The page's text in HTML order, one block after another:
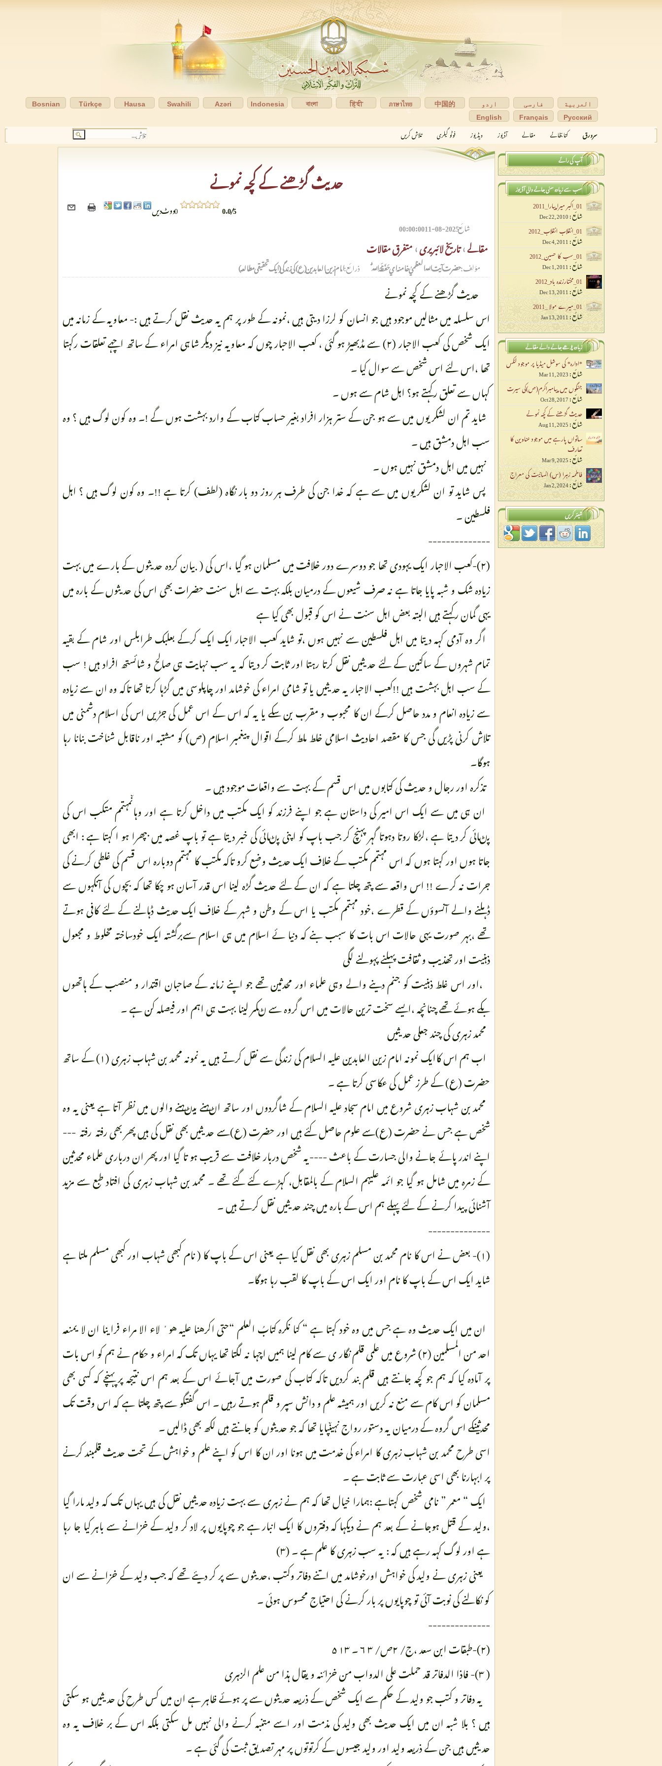
العربية فارسی اردو 中国的
ภาษาไทย
हिंदी
বাংলা
Indonesia
Azəri
Swahili
Hausa
Türkçe
Bosnian
Pусский
Français
English
سرورق کتابخانے مقالے آڈیوز ویڈیوز فوٹو گیلری تلاش کریں
حدیث گڑھنے کے کچہ نمونے
0ووٹ دیں 0.0/5
مقالے›تاریخ لائبریری›متفرق مقالات
شائع2025-08-11 00:00:00
مؤلف:حضرت آيت اللہ العظميٰ خامنہ اي حَفَظَہُ اللّٰہُ ذرائع:امام زین العابدین (ع)کی زندگی ( ایک تحقیقی مطالعہ )
حدیث گڑھنے کے کچہ نمونے
اس سلسلہ میں مثالیں موجود ہیں جو انسان کو لرزا دیتی ہیں ،نمونہ کے طور پر ہم یہ حدیث نقل کرتے ہیں :- معاویہ کے زمانہ میں
ایک شخص کی کعب الاحبار (۲) سے مڈبھیڑ ہو گئی ، کعب الاحبار چوں کہ معاویہ نیز دیگر شاہی امراء کے ساتھ اچہے تعلقات رکہتا
تھا ،اس لئے اس شخص سے سوال کیا ۔
کہاں سے تعلق رکہتے ہو؟ اہل شام سے ہوں ۔
شاید تم ان لشکریوں میں سے ہو جن کے ستر ہزار افراد بغیر حساب کتاب کے وارد بہشت ہوں گے !۔ وہ کون لوگ ہیں ؟ وہ
سب اہل دمشق ہیں ۔
نہیں میں اہل دمشق نہیں ہوں ۔
پس شاید تو ان لشکریوں میں سے ہے کہ خدا جن کی طرف ہر روز دو بار نگاہ (لطف) کرتا ہے !!۔ وہ کون لوگ ہیں ؟ اہل
فلسطین ۔
--------------
(۲)-کعب الاحبار ایک یہودی تھا جو دوسرے دور خلافت میں مسلمان ہو گیا ،اس کی ( بیان کردہ حدیثوں کے بارے میں بہت
زیادہ شک و شبہ پایا جاتا ہے نہ صرف شیعوں کے درمیان بلکہ بہت سے اہل سنت حضرات بھی اس کی حدیثوں کے بارہ میں
یہی گمان رکہتے ہیں البتہ بعض اہل سنت نے اس کو قبول بھی کیا ہے
اگر وہ آدمی کہہ دیتا میں اہل فلسطین سے نہیں ہوں ،تو شاید کعب الاحبار ایک ایک کرکے بعلبک طرابلس اور شام کے بقیہ
تمام شہروں کے ساکنین کے لئے حدیثیں نقل کرتا رہتا اور ثابت کر دیتا کہ یہ سب نہایت ہی صالح و شائستھ افراد ہیں ! سب
کے سب اہل بہشت ہیں !!کعب الاحبار یہ حدیثیں یا تو شامی امراء کی خوشامد اور چاپلوسی میں گڑہا کرتا تھا تاکہ وہ ان سے زیادہ
سے زیادہ انعام و مدد حاصل کرکے ان کا محبوب و مقرب بن سکے یا یہ کہ اس کے اس عمل کی جڑیں اس کی اسلام دشمنی میں
تلاش کرنی پڑیں گی جس کا مقصد احادیث اسلامی خلط ملط کرکے اقوال پیغمبر اسلام (ص) کو مشتبہ اور ناقابل شناخت بنانا رہا
ہوگا۔
تذکرہ اور رجال و حدیث کی کتابوں میں اس قسم کے بہت سے واقعات موجود ہیں ۔
ان ہی میں سے ایک اس امیر کی داستان ہے جو اپنے فرزند کو ایک مکتب میں داخل کرتا ہے اور وہاںمہتمم متکب اس کی
پڻائی کر دیتا ہے ،لڑکا روتا دہوتا گہر پہنچ کر جب باپ کو اپنی پڻائی کی خبر دیتا ہے تو باپ غصہ میں بپھرا ہو ا کہتا ہے : ابھی
جاتا ہوں اور کہتا ہوں کہ اس مہتمم مکتب کے خلاف ایک حدیث وضع کرو تاکہ مکتب کا مہتمم دوبارہ اس قسم کی غلطی کرنے کی
جرات نہ کرے !! اس واقعہ سے پتھ چلتا ہے کہ ان کے لئے حدیث گڑہ لینا اس قدر آسان ہو چکا تھا کہ بچوں کی آنکہوں سے
ڈہلنے والے آنسوؤں کے قطرے ،خود مہتمم مکتب یا اس کے وطن و شہر کے خلاف ایک حدیث ڈہالنے کے لئے کافی ہوتے
تھے ،بہر صورت یہی حالات اس بات کا سبب بنے کہ دنیا ئے اسلام میں ہی اسلام سےبرگشتہ ایک خودساختہ مخلوط و مجعول
ذہنیت اور تھذیب و ثقافت پہلنے پہولنے لگی
،اور اس غلط ذہنیت کو جنم دینے والے وہی علماء اور محدثین تھے جو اپنے زمانہ کے صاحبان اقتدار و منصب کے ہاتھوں
بکے ہوئے تھے چنانچہ ،ایسے سخت ترین حالات میں اس گروہ سے ڻکر لینا بہت ہی اہم اور فیصلہ کن ہے ۔
محمد زہری کی چند جعلی حدیثیں
اب ہم اس کاایک نمونہ امام زین العابدین علیہ السلام کی زندگی سے نقل کرتے ہیں یہ نمونہ محمد بن شہاب زہری (۱) کے ساتھ
حضرت (ع) کے طرز عمل کی عکاسی کرتا ہے ۔
محمد بن شہاب زہری شروع میں امام سجاد علیہ السلام کے شاگردوں اور ساتھ اڻہنے بیڻہنے والوں میں نظر آتا ہے یعنی یہ وہ
شخص ہے جس نے حضرت (ع)سے علوم حاصل کئے ہیں اور حضرت (ع)سے حدیثیں بھی نقل کی ہیں پھر بھی رفتہ رفتہ ---
اپنے اندر پائے جانے والی جسارت کے باعث ----یہ شخص دربار خلافت سے قریب ہو تا گیا اور پھر ان درباری علماء محدثین
کے زمرہ میں شامل ہو گیا جو ائمہ علیہم السلام کے بالمقابل، کہڑے کئے گئے تھے ۔ محمد بن شہاب زہری کی افتاد طبع سے مزید
آشنائی پیدا کرنے کے لئے پہلے ہم اس کے بارہ میں چند حدیثیں نقل کرتے ہیں ۔
--------------
(۱)- بعض نے اس کا نام محمد بن مسلم زہری بھی نقل کیا ہے یعنی اس کے باپ کا ( نام کبھی شہاب اور کبھی مسلم ملتا ہے
شاید ایک اس کے باپ کا نام اور ایک اس کے باپ کا لقب رہا ہوگا۔
ان میں ایک حدیث وہ ہے جس میں وہ خود کہتا ہے “ کنا نکره کتابُ العلم “حتی اکرهنا علیه هوٴ لاء الا مراء فراینا ان لا یمنعه
احد من المسلمین (۲) شروع میں علمی قلم نگار ی سے کام لینا ہمیں اچہا نہ لگتا تھا یہاں تک کہ امراء و حکام نے ہم کو اس بات
پر آمادہ کیا کہ ہم جو کچہ جانتے ہیں قلم بند کردیں تاکہ کتاب کی صورت میں آجائے اس کے بعد ہم اس نتیجہ پر پہنچے کہ کسی بھی
مسلمان کو اس کام سے منع نہ کریں اور ہمیشہ علم و دانش سپر و قلم ہوتے رہیں ۔ اس گفتگو سے پتھ چلتا ہے کہ اس وقت تک
محدثینکے اس گروہ کے درمیان یہ دستور رواج نہیںپایا تھا کہ جو حدیثوں کو جانتے ہیں لکھ بھی ڈالیں ۔
اسی طرح محمد بن شہاب زہری کا امراء کی خدمت میں ہونا اور ان کا اس کو اپنے علم و خواہش کے تحت حدیث قلمبند کرنے
پر ابہارنا بھی اسی عبارت سے ثابت ہے ۔
ایک “ معمر ” نامی شخص کہتاہے :ہمارا خیال تھا کہ ہم نے زہری سے بہت زیادہ حدیثیں نقل کی ہیں یہاں تک کہ ولید مارا گیا
،ولید کے قتل ہوجانے کے بعد ہم نے دیکہا کہ دفتروں کا ایک انبار ہے جو چوپایوں پر لاد کر ولید کے خزانے سے باہر کیا جا رہا
ہے اور لوگ کہہ رہے ہیں کہ : یہ سب زہری کا علم ہے ۔ (۳)
یعنی زہری نے ولید کی خواہش اورخوشامد میں اتنے دفاتر وکتب ،حدیثوں سے پر کر دیئے تھے کہ جب ولید کے خزانے سے ان
کو نکالنے کی نوبت آئی تو چوپایوں پر بار کرنے کی احتیاج محسوس ہوئی ۔
--------------
(۲)-طبقات ابن سعد ،ج/ ۲ص/ ۳ ۶ ۔ ۱۳ ۵
( ۳)- فاذا الدفاتر قد حملت علی الدواب من خزائنہ و یقال ہذا من علم الزہری
یہ دفاتر و کتب جو ولید کے حکم سے ایک شخص کے ذریعہ حدیثوں سے پر ہوئے ظاہر ہے ان میں کس طرح کی حدیثیں ہو سکتی
ہیں ؟ بلا شبہ ان میں ایک حدیث بھی ولید کی مذمت اور اسے متنبہ کرنے والی نہیں مل سکتی بلکہ اس کے بر خلاف یہ وہ
حدیثیں ہیں جن کے ذریعہ ولید اور ولید جیسوں کے کرتوتوں پر مہر تصدیق ثبت کی گئی ہے ۔
آپ کی رائے
سب سے زیادہ سنی جانے والی آڈیوز
01_اکبر میراپیارا_2011
شائع :Dec 22, 2010
01_انقلاب انقلاب_2012
شائع :Dec 4, 2011
01_سب کا حسین_2012
شائع :Dec 1, 2011
01_مختارزندہ باد_2012
شائع :Dec 13, 2011
01_میرے مولا _2011
شائع :Jan 13, 2011
زیادہ پڑھے جانے والے مقالے
*ادارہ* کی سوشل میڈیا پر موجود لنکس
شائع :Mar 11, 2023
جنگوں میں پیامبراکرم(ص)کی سیرت
شائع :Oct 28, 2017
حدیث گڑھنے کے کچہ نمونے
شائع :Aug 11, 2025
ساتواں پارہے میں موجود عناوین کا
تعارف
شائع :Mar 9, 2025
فاطمہ زہرا (س) انسانیت کی معراج
شائع :Jan 2, 2024
شیئر کریں